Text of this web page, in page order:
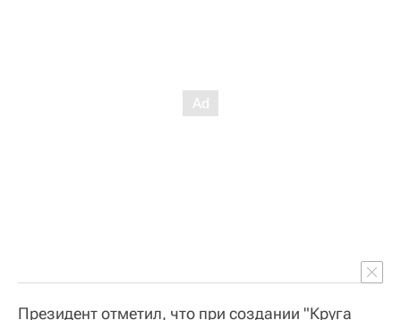
Президент отметил, что при создании "Круга